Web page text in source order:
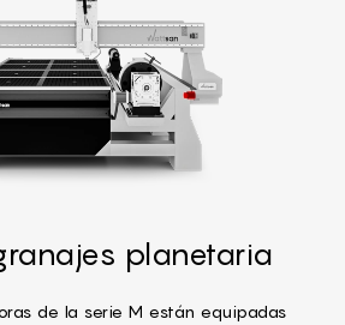
planetaria
de la serie M están equipadas